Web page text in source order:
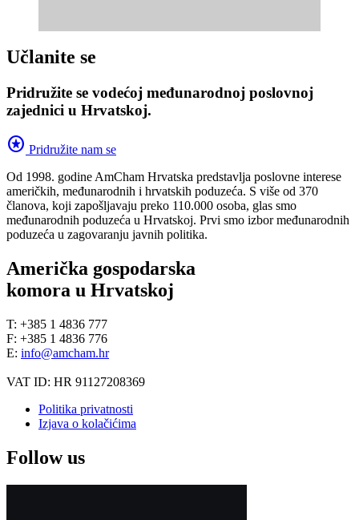
Učlanite se
Pridružite se vodećoj međunarodnoj poslovnoj
zajednici u Hrvatskoj.
stars Pridružite nam se
Od 1998. godine AmCham Hrvatska predstavlja poslovne interese
američkih, međunarodnih i hrvatskih poduzeća. S više od 370
članova, koji zapošljavaju preko 110.000 osoba, glas smo
međunarodnih poduzeća u Hrvatskoj. Prvi smo izbor međunarodnih
poduzeća u zagovaranju javnih politika.
Američka gospodarska
komora u Hrvatskoj
T: +385 1 4836 777
F: +385 1 4836 776
E: info@amcham.hr
VAT ID: HR 91127208369
Politika privatnosti
Izjava o kolačićima
Follow us